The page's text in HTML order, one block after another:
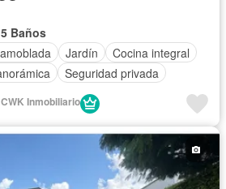
5 Baños
Jardín
Cocina integral
Seguridad privada
Inmobiliario